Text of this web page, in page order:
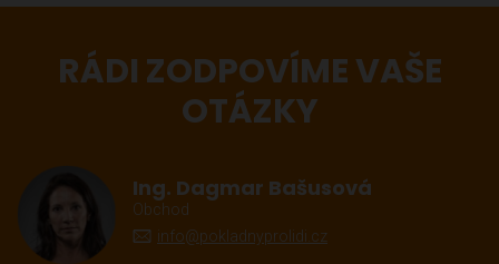
RÁDI ZODPOVÍME VAŠE
OTÁZKY
Ing. Dagmar Bašusová
Obchod
info@pokladnyprolidi.cz